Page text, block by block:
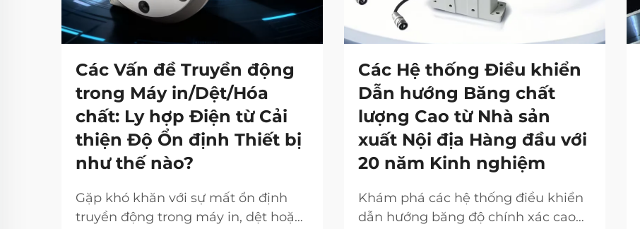
Các Vấn đề Truyền động
trong Máy in/Dệt/Hóa
chất: Ly hợp Điện từ Cải
thiện Độ Ổn định Thiết bị
như thế nào?
Gặp khó khăn với sự mất ổn định
truyền động trong máy in, dệt hoặc
Các Hệ thống Điều khiển
Dẫn hướng Băng chất
lượng Cao từ Nhà sản
xuất Nội địa Hàng đầu với
20 năm Kinh nghiệm
Khám phá các hệ thống điều khiển
dẫn hướng băng độ chính xác cao